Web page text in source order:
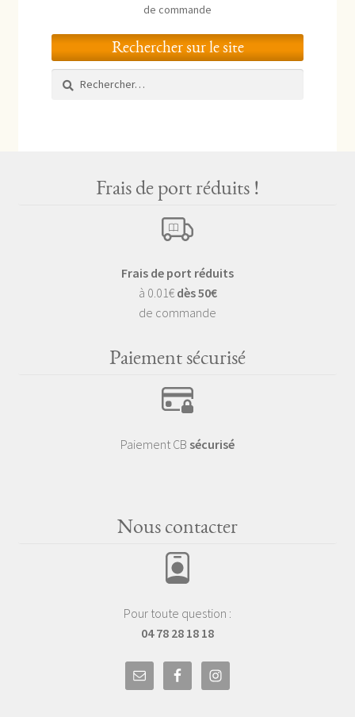
de commande
Rechercher sur le site
Rechercher :
Frais de port réduits !
Frais de port réduits
à 0.01€ dès 50€
de commande
Paiement sécurisé
Paiement CB sécurisé
Nous contacter
Pour toute question :
04 78 28 18 18